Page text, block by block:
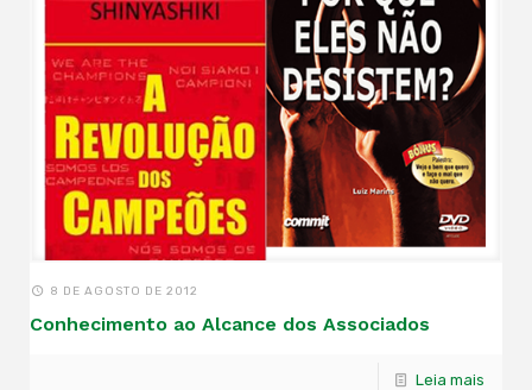
8 DE AGOSTO DE 2012
Conhecimento ao Alcance dos Associados
Leia mais